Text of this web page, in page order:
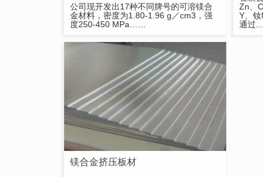
公司现开发出17种不同牌号的可溶镁合
金材料，密度为1.80-1.96 g／cm3，强
度250-450 MPa……
Zn、
Y、钕
通过
镁合金挤压板材